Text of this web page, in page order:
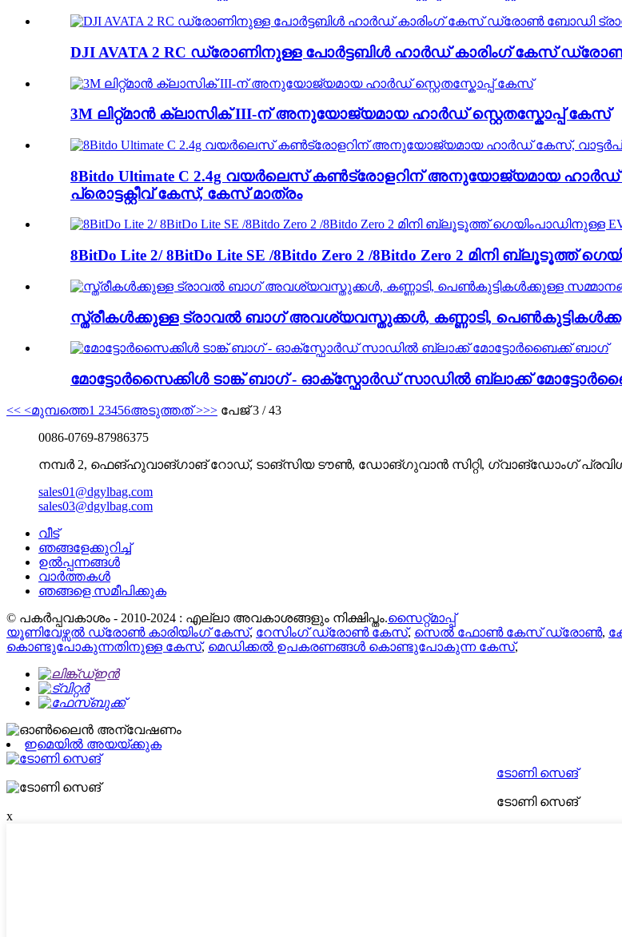
DJI AVATA 2 RC ഡ്രോണിനുള്ള പോർട്ടബിൾ ഹാർഡ് കാരിംഗ് കേസ്
3M ലിറ്റ്മാൻ ക്ലാസിക് III-ന് അനുയോജ്യമായ ഹാർഡ് സ്റ്റെതസ്കോപ്പ് കേസ്
8Bitdo Ultimate C 2.4g വയർലെസ് കൺട്രോളറിന് അനുയോജ്യമായ
പ്രൊട്ടക്റ്റീവ് കേസ്, കേസ് മാത്രം
8BitDo Lite 2/ 8BitDo Lite SE /8Bitdo Zero 2 /8Bitdo Zero 2 മിനി ബ്ലൂടൂത്ത്
സ്ത്രീകൾക്കുള്ള ട്രാവൽ ബാഗ് അവശ്യവസ്തുക്കൾ, കണ്ണാടി,
മോട്ടോർസൈക്കിൾ ടാങ്ക് ബാഗ് - ഓക്സ്ഫോർഡ് സാഡിൽ ബ്ലാക്ക്
<< <മുമ്പത്തെ1 23456അടുത്തത് >>> പേജ് 3 / 43
0086-0769-87986375
നമ്പർ 2, ഫെങ്‌ഹുവാങ്‌ഗാങ് റോഡ്, ടാങ്‌സിയ ടൗൺ, ഡോങ്‌ഗുവാൻ സിറ്റി, ഗ്വാങ്‌ഡോംഗ്
sales01@dgylbag.com
sales03@dgylbag.com
വീട്
ഞങ്ങളേക്കുറിച്ച്
ഉൽപ്പന്നങ്ങൾ
വാർത്തകൾ
ഞങ്ങളെ സമീപിക്കുക
© പകർപ്പവകാശം - 2010-2024 : എല്ലാ അവകാശങ്ങളും നിക്ഷിപ്തം.സൈറ്റ്മാപ്പ്
യൂണിവേഴ്സൽ ഡ്രോൺ കാരിയിംഗ് കേസ്, റേസിംഗ് ഡ്രോൺ കേസ്, സെൽ ഫോൺ കേസ് ഡ്രോൺ,
കൊണ്ടുപോകുന്നതിനുള്ള കേസ്, മെഡിക്കൽ ഉപകരണങ്ങൾ കൊണ്ടുപോകുന്ന കേസ്,
ഇമെയിൽ അയയ്ക്കുക
ടോണി സെങ്
ടോണി സെങ്
x